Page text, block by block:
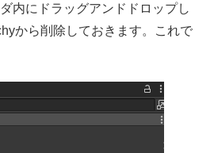
内にドラッグアンドドロップし
から削除しておきます。これで